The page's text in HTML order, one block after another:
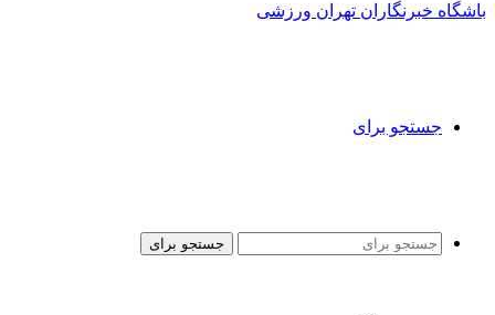
باشگاه خبرنگاران تهران ورزشی
جستجو برای
جستجو برای